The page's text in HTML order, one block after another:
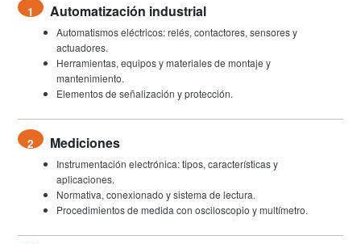
1 Automatización industrial
Automatismos eléctricos: relés, contactores, sensores y
actuadores.
Herramientas, equipos y materiales de montaje y
mantenimiento.
Elementos de señalización y protección.
2 Mediciones
Instrumentación electrónica: tipos, características y
aplicaciones.
Normativa, conexionado y sistema de lectura.
Procedimientos de medida con osciloscopio y multímetro.